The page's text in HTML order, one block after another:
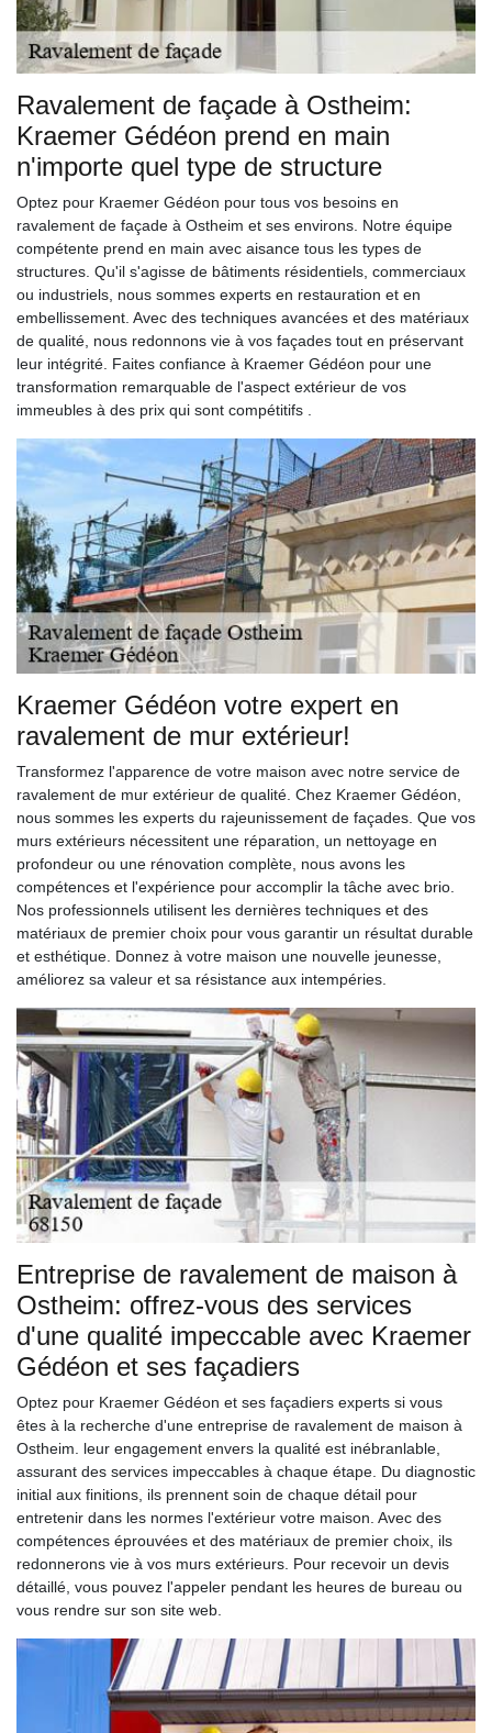
Ravalement de façade à Ostheim:
Kraemer Gédéon prend en main
n'importe quel type de structure
Optez pour Kraemer Gédéon pour tous vos besoins en
ravalement de façade à Ostheim et ses environs. Notre équipe
compétente prend en main avec aisance tous les types de
structures. Qu'il s'agisse de bâtiments résidentiels, commerciaux
ou industriels, nous sommes experts en restauration et en
embellissement. Avec des techniques avancées et des matériaux
de qualité, nous redonnons vie à vos façades tout en préservant
leur intégrité. Faites confiance à Kraemer Gédéon pour une
transformation remarquable de l'aspect extérieur de vos
immeubles à des prix qui sont compétitifs .
Kraemer Gédéon votre expert en
ravalement de mur extérieur!
Transformez l'apparence de votre maison avec notre service de
ravalement de mur extérieur de qualité. Chez Kraemer Gédéon,
nous sommes les experts du rajeunissement de façades. Que vos
murs extérieurs nécessitent une réparation, un nettoyage en
profondeur ou une rénovation complète, nous avons les
compétences et l'expérience pour accomplir la tâche avec brio.
Nos professionnels utilisent les dernières techniques et des
matériaux de premier choix pour vous garantir un résultat durable
et esthétique. Donnez à votre maison une nouvelle jeunesse,
améliorez sa valeur et sa résistance aux intempéries.
Entreprise de ravalement de maison à
Ostheim: offrez-vous des services
d'une qualité impeccable avec Kraemer
Gédéon et ses façadiers
Optez pour Kraemer Gédéon et ses façadiers experts si vous
êtes à la recherche d'une entreprise de ravalement de maison à
Ostheim. leur engagement envers la qualité est inébranlable,
assurant des services impeccables à chaque étape. Du diagnostic
initial aux finitions, ils prennent soin de chaque détail pour
entretenir dans les normes l'extérieur votre maison. Avec des
compétences éprouvées et des matériaux de premier choix, ils
redonnerons vie à vos murs extérieurs. Pour recevoir un devis
détaillé, vous pouvez l'appeler pendant les heures de bureau ou
vous rendre sur son site web.